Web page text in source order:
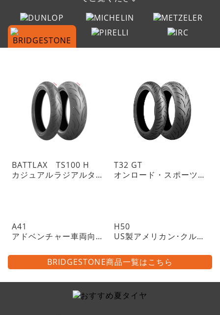
BATTLAX TS100 H
カジュアルラジアルタイヤ
T32 GT
オンロード・スポーツツーリングラジアルタイヤ・チューブレスタイプ
A41
アドベンチャー車両向けトレイル・ラジアルタイヤ・チューブレスタイプ
H50
US製アメリカン･クルーザーに
BRIDGESTONE商品一覧はこちら